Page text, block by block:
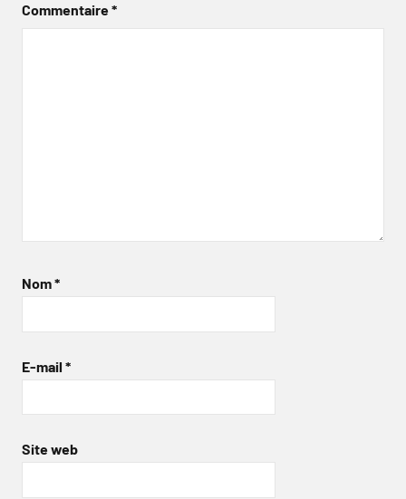
Commentaire*
Nom*
E-mail *
Site web